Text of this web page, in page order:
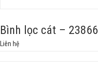
Bình lọc cát – 23866
Liên hệ